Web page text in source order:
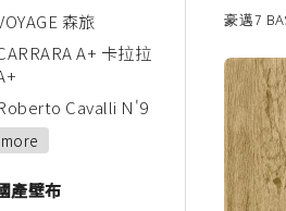
森旅
A+ 卡拉拉
Cavalli N'9
more
產壁布
豪邁7